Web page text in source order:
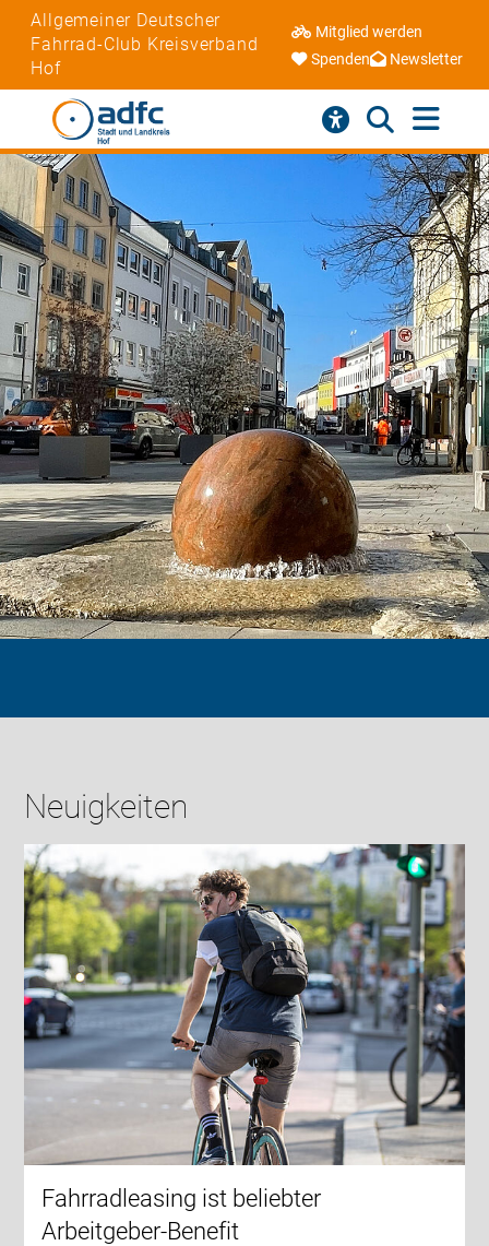
Allgemeiner Deutscher
Fahrrad-Club Kreisverband
Hof
Mitglied werden
Spenden
Newsletter
Neuigkeiten
Fahrradleasing ist beliebter
Arbeitgeber-Benefit